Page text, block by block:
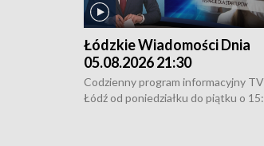
Łódzkie Wiadomości Dnia
05.08.2026 21:30
Codzienny program informacyjny
Łódź od poniedziałku do piątku o